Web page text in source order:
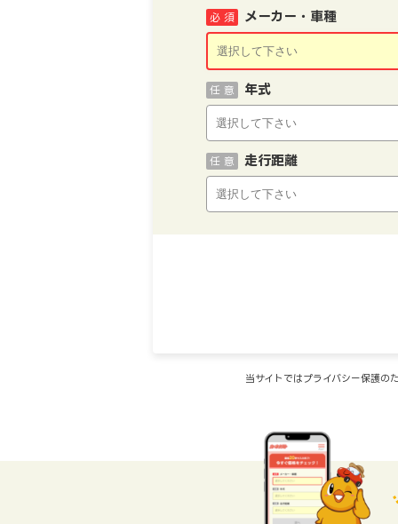
メーカー・車種
必 須
年式
任 意
走行距離
任 意
当サイトではプライバシー保護の